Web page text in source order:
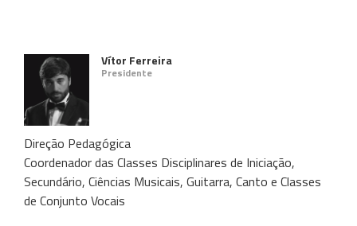
Vítor Ferreira
Presidente
Direção Pedagógica
Coordenador das Classes Disciplinares de Iniciação,
Secundário, Ciências Musicais, Guitarra, Canto e Classes
de Conjunto Vocais